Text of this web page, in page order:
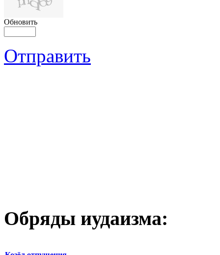
Обновить
Отправить
Обряды иудаизма: